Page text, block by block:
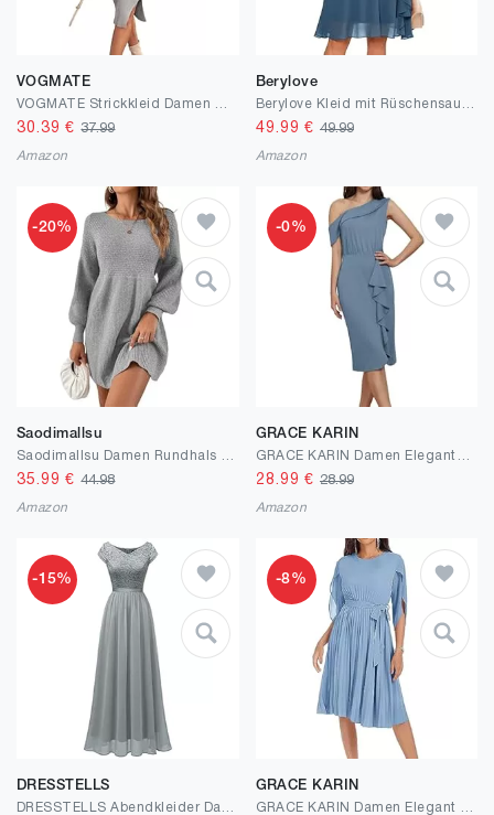
VOGMATE
30.39 €37.99
Amazon
Berylove
49.99 € 49.99
Amazon
-20%
Saodimallsu
35.99 €44.98
Amazon
-0%
GRACE KARIN
28.99 € 28.99
Amazon
-15%
DRESSTELLS
-8%
GRACE KARIN